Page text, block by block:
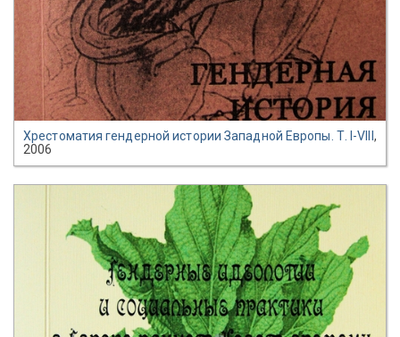
Хрестоматия гендерной истории Западной Европы. Т. I-VIII,
2006